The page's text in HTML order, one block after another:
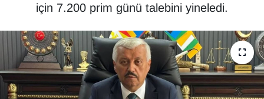
için 7.200 prim günü talebini yineledi.